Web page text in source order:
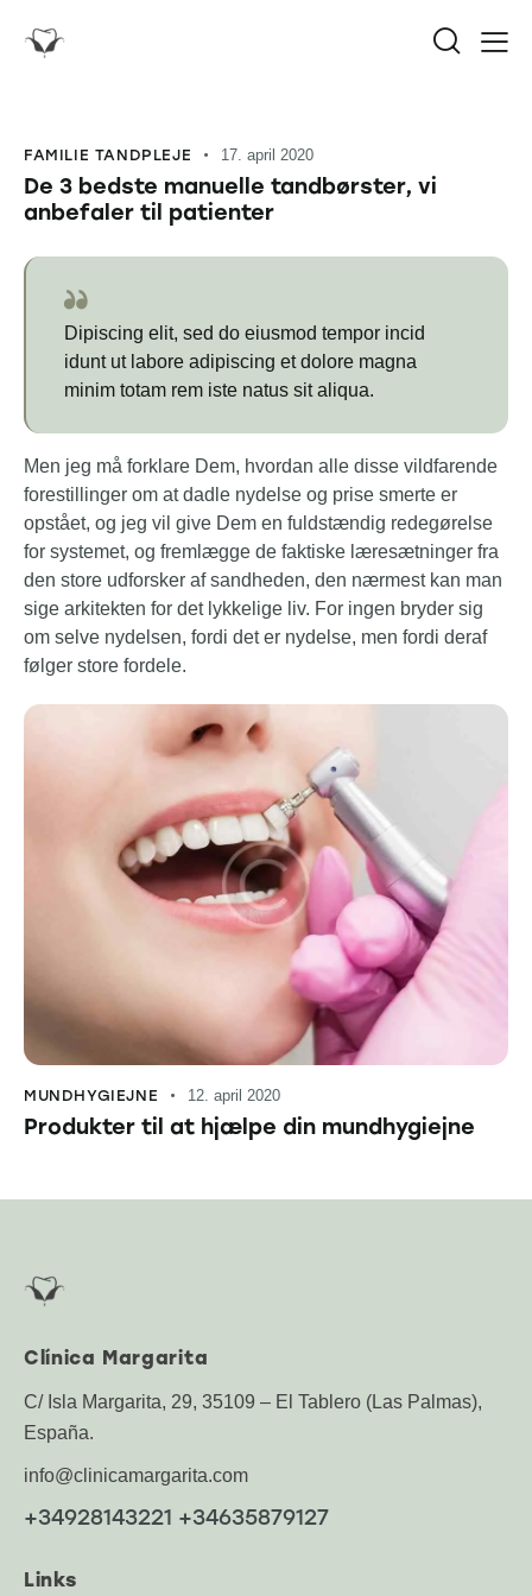
FAMILIE TANDPLEJE 17. april 2020
De 3 bedste manuelle tandbørster, vi
anbefaler til patienter
Dipiscing elit, sed do eiusmod tempor incid
idunt ut labore adipiscing et dolore magna
minim totam rem iste natus sit aliqua.
Men jeg må forklare Dem, hvordan alle disse vildfarende
forestillinger om at dadle nydelse og prise smerte er
opstået, og jeg vil give Dem en fuldstændig redegørelse
for systemet, og fremlægge de faktiske læresætninger fra
den store udforsker af sandheden, den nærmest kan man
sige arkitekten for det lykkelige liv. For ingen bryder sig
om selve nydelsen, fordi det er nydelse, men fordi deraf
følger store fordele.
MUNDHYGIEJNE 12. april 2020
Produkter til at hjælpe din mundhygiejne
Clínica Margarita
C/ Isla Margarita, 29, 35109 – El Tablero (Las Palmas),
España.
info@clinicamargarita.com
+34928143221 +34635879127
Links